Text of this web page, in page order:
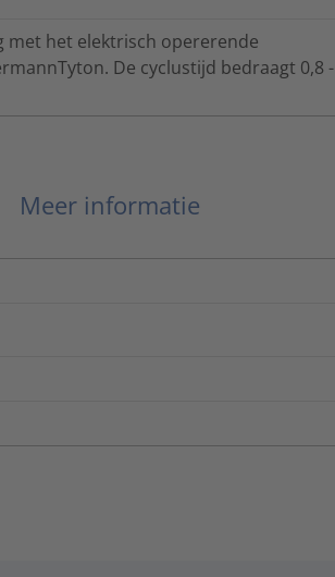
met het elektrisch opererende
De cyclustijd bedraagt 0,8 -
Meer informatie